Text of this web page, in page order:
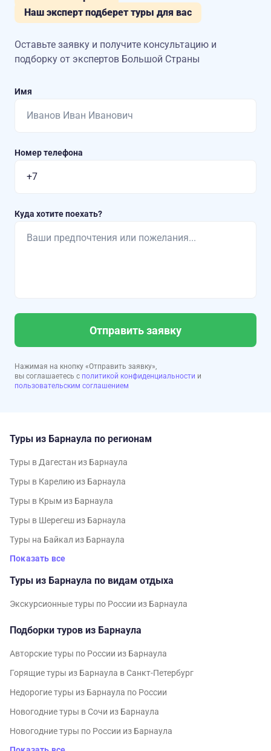
Наш эксперт подберет туры для вас
Оставьте заявку и получите консультацию и
подборку от экспертов Большой Страны
Имя
Номер телефона
Куда хотите поехать?
Отправить заявку
Нажимая на кнопку «Отправить заявку»,
вы соглашаетесь с политикой конфиденциальности и
пользовательским соглашением
Туры из Барнаула по регионам
Туры в Дагестан из Барнаула
Туры в Карелию из Барнаула
Туры в Крым из Барнаула
Туры в Шерегеш из Барнаула
Туры на Байкал из Барнаула
Показать все
Туры из Барнаула по видам отдыха
Экскурсионные туры по России из Барнаула
Подборки туров из Барнаула
Авторские туры по России из Барнаула
Горящие туры из Барнаула в Санкт-Петербург
Недорогие туры из Барнаула по России
Новогодние туры в Сочи из Барнаула
Новогодние туры по России из Барнаула